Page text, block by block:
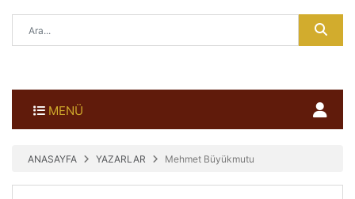
MENÜ
ANASAYFA YAZARLAR Mehmet Büyükmutu